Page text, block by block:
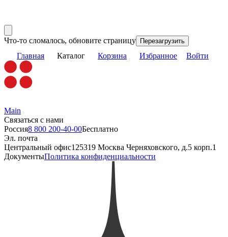
Что-то сломалось, обновите страницу Перезагрузить
Главная Каталог Корзина Избранное Войти
Main
Связаться с нами
Россия8 800 200-40-00Бесплатно
Эл. почта
Центральный офис125319 Москва Черняховского, д.5 корп.1
ДокументыПолитика конфиденциальности